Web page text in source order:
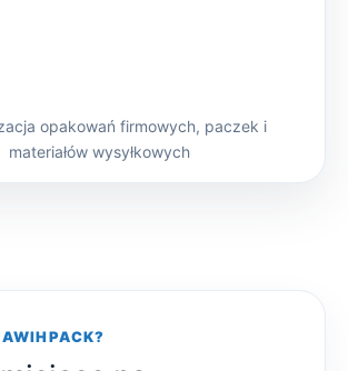
opakowań firmowych, paczek i
materiałów wysyłkowych